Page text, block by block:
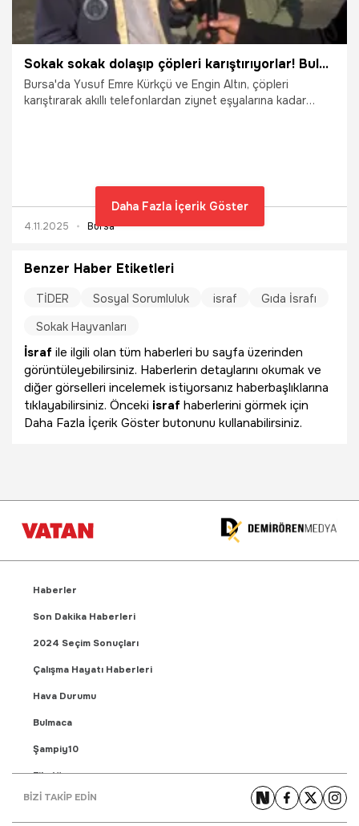
Sokak sokak dolaşıp çöpleri karıştırıyorlar! Buldukları ise servet değerinde bile olabiliyor
Bursa'da Yusuf Emre Kürkçü ve Engin Altın, çöpleri
karıştırarak akıllı telefonlardan ziynet eşyalarına kadar
4.11.2025 Bursa
Daha Fazla İçerik Göster
Benzer Haber Etiketleri
TİDER Sosyal Sorumluluk israf
Gıda İsrafı
Sokak Hayvanları
İsraf ile ilgili olan tüm haberleri bu sayfa üzerinden
görüntüleyebilirsiniz. Haberlerin detaylarını okumak ve
diğer görselleri incelemek istiyorsanız haberbaşlıklarına
tıklayabilirsiniz. Önceki israf haberlerini görmek için
Daha Fazla İçerik Göster butonunu kullanabilirsiniz.
Haberler
Son Dakika Haberleri
2024 Seçim Sonuçları
Çalışma Hayatı Haberleri
Hava Durumu
Bulmaca
Şampiy10
Fikstür
Puan Durumu
BİZİ TAKİP EDİN